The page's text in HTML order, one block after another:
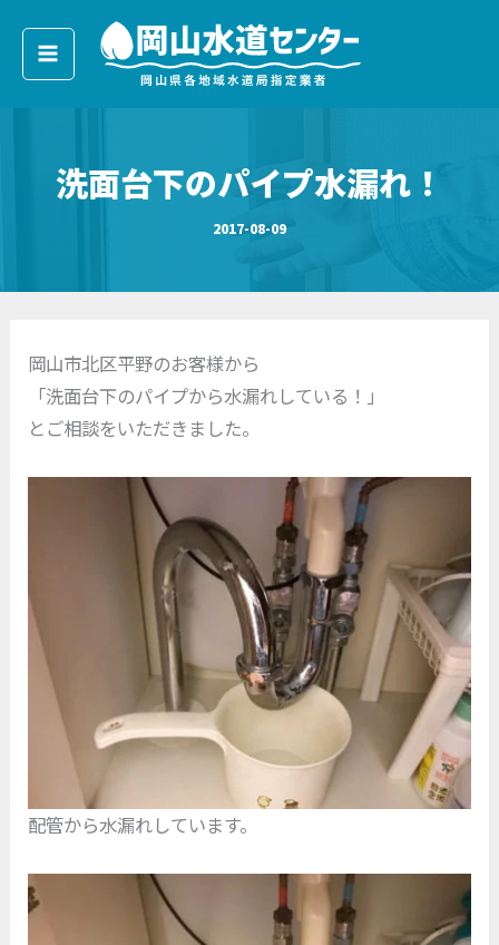
洗面台下のパイプ水漏れ！
2017-08-09
岡山市北区平野のお客様から
「洗面台下のパイプから水漏れしている！」
とご相談をいただきました。
配管から水漏れしています。
ー
カ
イ